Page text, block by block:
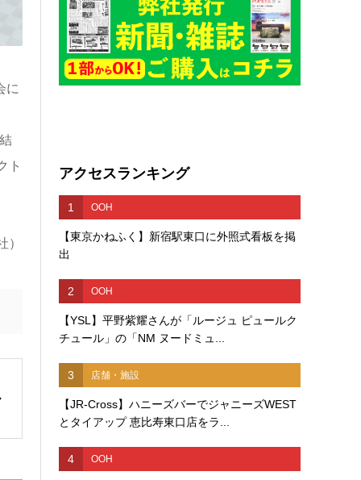
に
ト
アクセスランキング
1 OOH
【東京かねふく】新宿駅東口に外照式看板を掲
出
2 OOH
【YSL】平野紫耀さんが「ルージュ ピュールク
チュール」の「NM ヌードミュ...
3 店舗・施設
【JR-Cross】ハニーズバーでジャニーズWEST
とタイアップ 恵比寿東口店をラ...
4 OOH